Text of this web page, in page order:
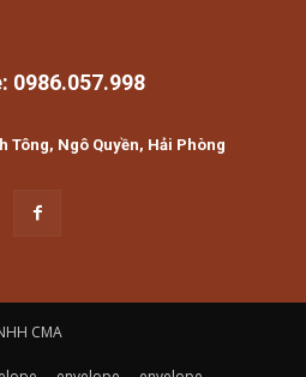
0986.057.998
Tông, Ngô Quyền, Hải Phòng
CMA